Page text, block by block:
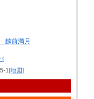
越前満月
1 [地図]